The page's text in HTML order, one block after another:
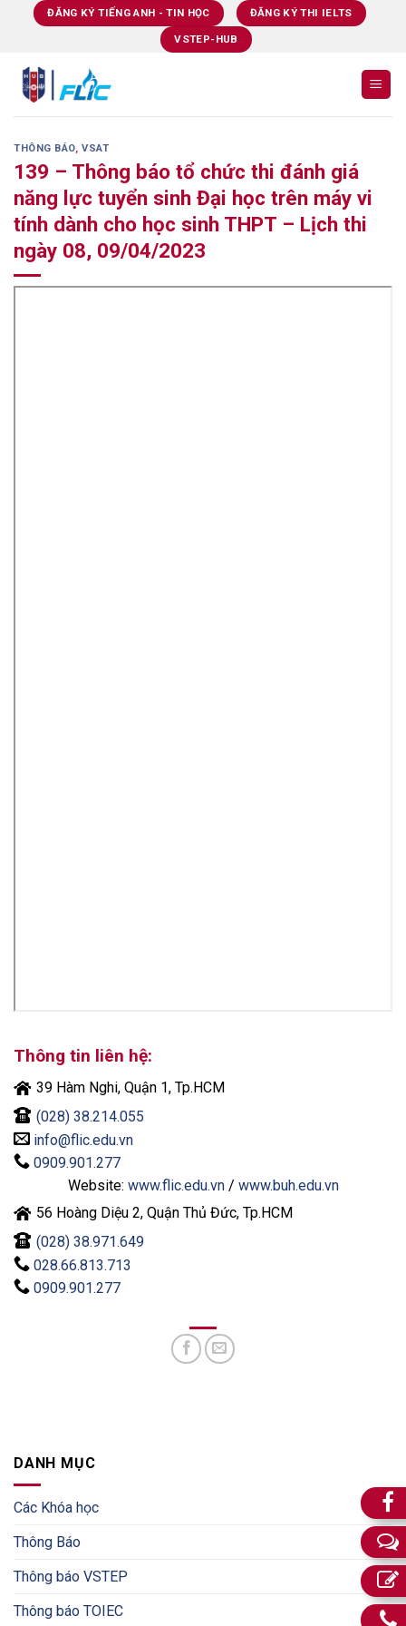
ĐĂNG KÝ TIẾNG ANH - TIN HỌC ĐĂNG KÝ THI IELTS
VSTEP-HUB
THÔNG BÁO,VSAT
139 – Thông báo tổ chức thi đánh giá
năng lực tuyển sinh Đại học trên máy vi
tính dành cho học sinh THPT – Lịch thi
ngày 08, 09/04/2023
Thông tin liên hệ:
39 Hàm Nghi, Quận 1, Tp.HCM
(028) 38.214.055
info@flic.edu.vn
0909.901.277
Website: www.flic.edu.vn/ www.buh.edu.vn
56 Hoàng Diệu 2, Quận Thủ Đức, Tp.HCM
(028) 38.971.649
028.66.813.713
0909.901.277
DANH MỤC
Các Khóa học
Thông Báo
Thông báo VSTEP
Thông báo TOIEC